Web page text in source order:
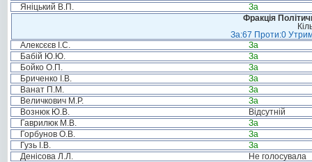
Яніцький В.П.
За
Фракція
За:67 Проти:0
Алексєєв І.С.
За
Бабій Ю.Ю.
За
Бойко О.П.
За
Бриченко І.В.
За
Ванат П.М.
За
Величкович М.Р.
За
Вознюк Ю.В.
Відсутній
Гаврилюк М.В.
За
Горбунов О.В.
За
Гузь І.В.
За
Денісова Л.Л.
Не голосувала